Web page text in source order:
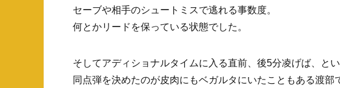
セーブや相手のシュートミスで逃れる事数度。
何とかリードを保っている状態でした。
そしてアディショナルタイムに入る直前、後5分凌げば、と
同点弾を決めたのが皮肉にもベガルタにいたこともある渡部